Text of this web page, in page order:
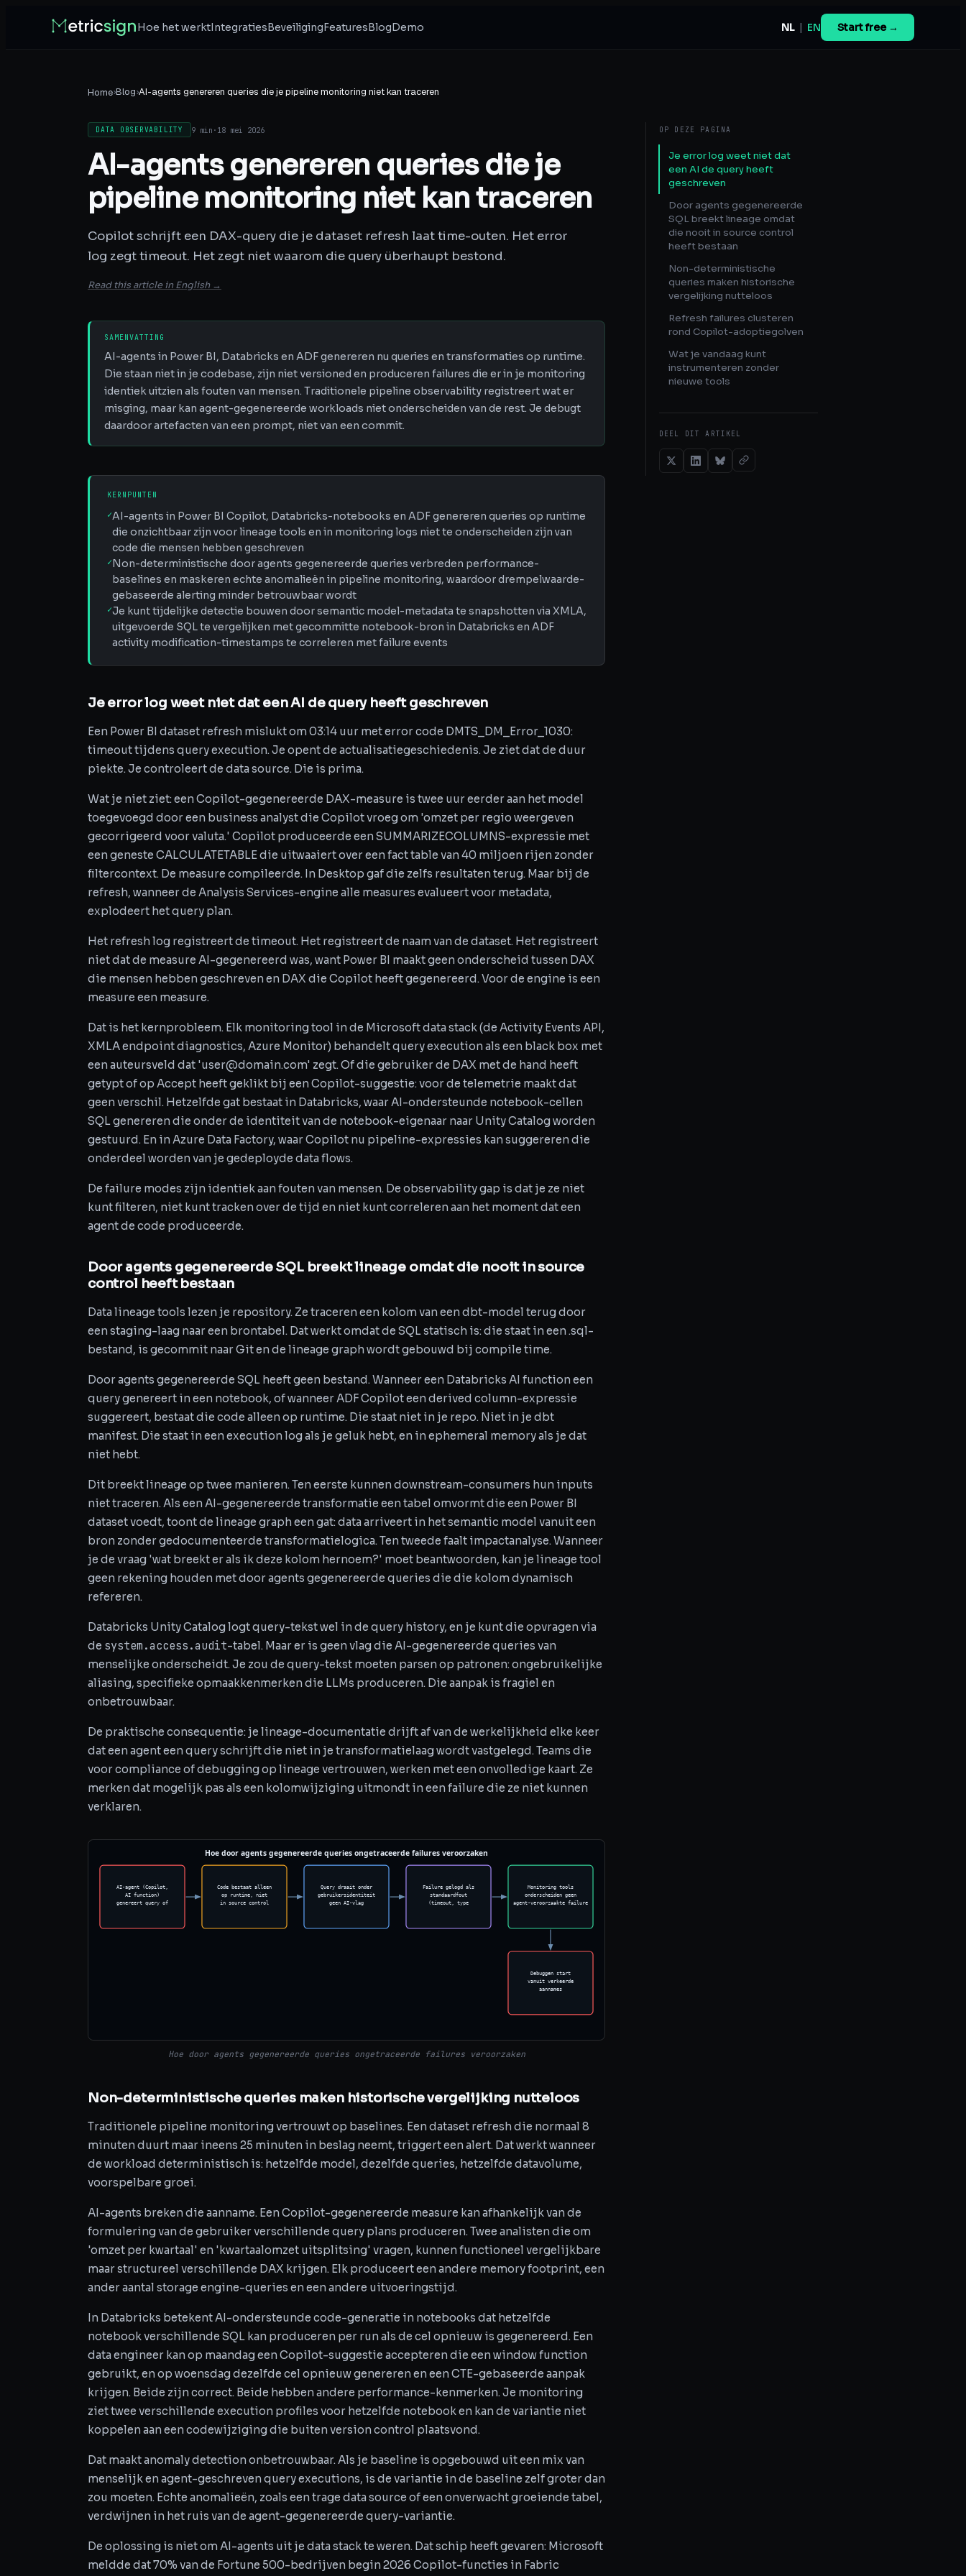
Hoe het werktIntegratiesBeveiligingFeaturesBlogDemo NL | EN Start free →
Home›Blog›AI-agents genereren queries die je pipeline monitoring niet kan traceren
DATA OBSERVABILITY 9 min · 18 mei 2026
AI-agents genereren queries die je
pipeline monitoring niet kan traceren
Copilot schrijft een DAX-query die je dataset refresh laat time-outen. Het error
log zegt timeout. Het zegt niet waarom die query überhaupt bestond.
Read this article in English →
SAMENVATTING
AI-agents in Power BI, Databricks en ADF genereren nu queries en transformaties op runtime.
Die staan niet in je codebase, zijn niet versioned en produceren failures die er in je monitoring
identiek uitzien als fouten van mensen. Traditionele pipeline observability registreert wat er
misging, maar kan agent-gegenereerde workloads niet onderscheiden van de rest. Je debugt
daardoor artefacten van een prompt, niet van een commit.
KERNPUNTEN
✓AI-agents in Power BI Copilot, Databricks-notebooks en ADF genereren queries op runtime
die onzichtbaar zijn voor lineage tools en in monitoring logs niet te onderscheiden zijn van
code die mensen hebben geschreven
✓Non-deterministische door agents gegenereerde queries verbreden performance-
baselines en maskeren echte anomalieën in pipeline monitoring, waardoor drempelwaarde-
gebaseerde alerting minder betrouwbaar wordt
✓Je kunt tijdelijke detectie bouwen door semantic model-metadata te snapshotten via XMLA,
uitgevoerde SQL te vergelijken met gecommitte notebook-bron in Databricks en ADF
activity modification-timestamps te correleren met failure events
Je error log weet niet dat een AI de query heeft geschreven
Een Power BI dataset refresh mislukt om 03:14 uur met error code DMTS_DM_Error_1030:
timeout tijdens query execution. Je opent de actualisatiegeschiedenis. Je ziet dat de duur
piekte. Je controleert de data source. Die is prima.
Wat je niet ziet: een Copilot-gegenereerde DAX-measure is twee uur eerder aan het model
toegevoegd door een business analyst die Copilot vroeg om 'omzet per regio weergeven
gecorrigeerd voor valuta.' Copilot produceerde een SUMMARIZECOLUMNS-expressie met
een geneste CALCULATETABLE die uitwaaiert over een fact table van 40 miljoen rijen zonder
filtercontext. De measure compileerde. In Desktop gaf die zelfs resultaten terug. Maar bij de
refresh, wanneer de Analysis Services-engine alle measures evalueert voor metadata,
explodeert het query plan.
Het refresh log registreert de timeout. Het registreert de naam van de dataset. Het registreert
niet dat de measure AI-gegenereerd was, want Power BI maakt geen onderscheid tussen DAX
die mensen hebben geschreven en DAX die Copilot heeft gegenereerd. Voor de engine is een
measure een measure.
Dat is het kernprobleem. Elk monitoring tool in de Microsoft data stack (de Activity Events API,
XMLA endpoint diagnostics, Azure Monitor) behandelt query execution als een black box met
een auteursveld dat 'user@domain.com' zegt. Of die gebruiker de DAX met de hand heeft
getypt of op Accept heeft geklikt bij een Copilot-suggestie: voor de telemetrie maakt dat
geen verschil. Hetzelfde gat bestaat in Databricks, waar AI-ondersteunde notebook-cellen
SQL genereren die onder de identiteit van de notebook-eigenaar naar Unity Catalog worden
gestuurd. En in Azure Data Factory, waar Copilot nu pipeline-expressies kan suggereren die
onderdeel worden van je gedeployde data flows.
De failure modes zijn identiek aan fouten van mensen. De observability gap is dat je ze niet
kunt filteren, niet kunt tracken over de tijd en niet kunt correleren aan het moment dat een
agent de code produceerde.
Door agents gegenereerde SQL breekt lineage omdat die nooit in source
control heeft bestaan
Data lineage tools lezen je repository. Ze traceren een kolom van een dbt-model terug door
een staging-laag naar een brontabel. Dat werkt omdat de SQL statisch is: die staat in een .sql-
bestand, is gecommit naar Git en de lineage graph wordt gebouwd bij compile time.
Door agents gegenereerde SQL heeft geen bestand. Wanneer een Databricks AI function een
query genereert in een notebook, of wanneer ADF Copilot een derived column-expressie
suggereert, bestaat die code alleen op runtime. Die staat niet in je repo. Niet in je dbt
manifest. Die staat in een execution log als je geluk hebt, en in ephemeral memory als je dat
niet hebt.
Dit breekt lineage op twee manieren. Ten eerste kunnen downstream-consumers hun inputs
niet traceren. Als een AI-gegenereerde transformatie een tabel omvormt die een Power BI
dataset voedt, toont de lineage graph een gat: data arriveert in het semantic model vanuit een
bron zonder gedocumenteerde transformatielogica. Ten tweede faalt impactanalyse. Wanneer
je de vraag 'wat breekt er als ik deze kolom hernoem?' moet beantwoorden, kan je lineage tool
geen rekening houden met door agents gegenereerde queries die die kolom dynamisch
refereren.
Databricks Unity Catalog logt query-tekst wel in de query history, en je kunt die opvragen via
de system.access.audit-tabel. Maar er is geen vlag die AI-gegenereerde queries van
menselijke onderscheidt. Je zou de query-tekst moeten parsen op patronen: ongebruikelijke
aliasing, specifieke opmaakkenmerken die LLMs produceren. Die aanpak is fragiel en
onbetrouwbaar.
De praktische consequentie: je lineage-documentatie drijft af van de werkelijkheid elke keer
dat een agent een query schrijft die niet in je transformatielaag wordt vastgelegd. Teams die
voor compliance of debugging op lineage vertrouwen, werken met een onvolledige kaart. Ze
merken dat mogelijk pas als een kolomwijziging uitmondt in een failure die ze niet kunnen
verklaren.
Hoe door agents gegenereerde queries ongetraceerde failures veroorzaken
AI-agent (Copilot,
AI function)
genereert query of
Code bestaat alleen
op runtime, niet
in source control
Query draait onder
gebruikersidentiteit
geen AI-vlag
Failure gelogd als
standaardfout
(timeout, type
Monitoring tools
onderscheiden geen
agent-veroorzaakte failure
Debuggen start
vanuit verkeerde
aannames
Hoe door agents gegenereerde queries ongetraceerde failures veroorzaken
Non-deterministische queries maken historische vergelijking nutteloos
Traditionele pipeline monitoring vertrouwt op baselines. Een dataset refresh die normaal 8
minuten duurt maar ineens 25 minuten in beslag neemt, triggert een alert. Dat werkt wanneer
de workload deterministisch is: hetzelfde model, dezelfde queries, hetzelfde datavolume,
voorspelbare groei.
AI-agents breken die aanname. Een Copilot-gegenereerde measure kan afhankelijk van de
formulering van de gebruiker verschillende query plans produceren. Twee analisten die om
'omzet per kwartaal' en 'kwartaalomzet uitsplitsing' vragen, kunnen functioneel vergelijkbare
maar structureel verschillende DAX krijgen. Elk produceert een andere memory footprint, een
ander aantal storage engine-queries en een andere uitvoeringstijd.
In Databricks betekent AI-ondersteunde code-generatie in notebooks dat hetzelfde
notebook verschillende SQL kan produceren per run als de cel opnieuw is gegenereerd. Een
data engineer kan op maandag een Copilot-suggestie accepteren die een window function
gebruikt, en op woensdag dezelfde cel opnieuw genereren en een CTE-gebaseerde aanpak
krijgen. Beide zijn correct. Beide hebben andere performance-kenmerken. Je monitoring
ziet twee verschillende execution profiles voor hetzelfde notebook en kan de variantie niet
koppelen aan een codewijziging die buiten version control plaatsvond.
Dat maakt anomaly detection onbetrouwbaar. Als je baseline is opgebouwd uit een mix van
menselijk en agent-geschreven query executions, is de variantie in de baseline zelf groter dan
zou moeten. Echte anomalieën, zoals een trage data source of een onverwacht groeiende tabel,
verdwijnen in het ruis van de agent-gegenereerde query-variantie.
De oplossing is niet om AI-agents uit je data stack te weren. Dat schip heeft gevaren: Microsoft
meldde dat 70% van de Fortune 500-bedrijven begin 2026 Copilot-functies in Fabric
OP DEZE PAGINA
Je error log weet niet dat
een AI de query heeft
geschreven
Door agents gegenereerde
SQL breekt lineage omdat
die nooit in source control
heeft bestaan
Non-deterministische
queries maken historische
vergelijking nutteloos
Refresh failures clusteren
rond Copilot-adoptiegolven
Wat je vandaag kunt
instrumenteren zonder
nieuwe tools
DEEL DIT ARTIKEL